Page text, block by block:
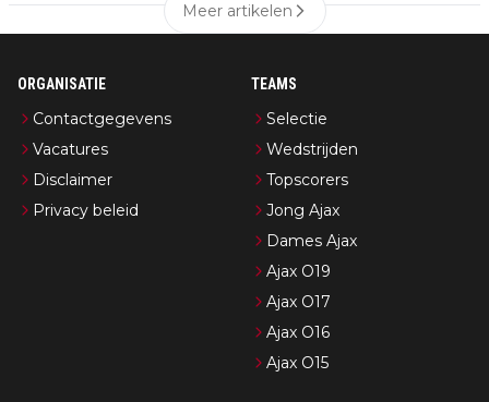
Meer artikelen
ORGANISATIE
Contactgegevens
Vacatures
Disclaimer
Privacy beleid
TEAMS
Selectie
Wedstrijden
Topscorers
Jong Ajax
Dames Ajax
Ajax O19
Ajax O17
Ajax O16
Ajax O15